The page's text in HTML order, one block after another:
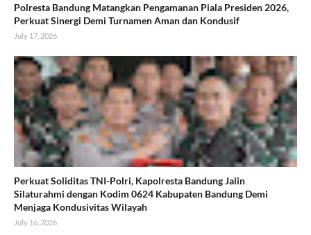
Polresta Bandung Matangkan Pengamanan Piala Presiden 2026,
Perkuat Sinergi Demi Turnamen Aman dan Kondusif
July 17, 2026
Perkuat Soliditas TNI-Polri, Kapolresta Bandung Jalin
Silaturahmi dengan Kodim 0624 Kabupaten Bandung Demi
Menjaga Kondusivitas Wilayah
July 16, 2026